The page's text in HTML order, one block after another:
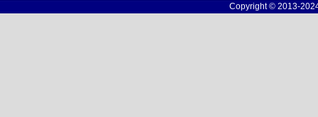
Copyright © 2013-